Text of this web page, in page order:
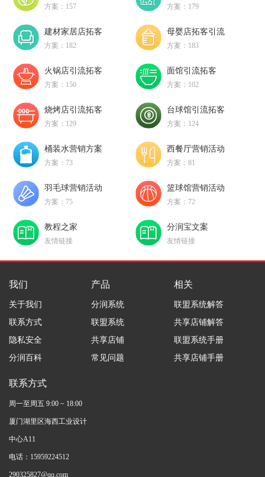
方案：157 方案：179
建材家居店拓客
方案：182
母婴店拓客引流
方案：183
火锅店引流拓客
方案：150
面馆引流拓客
方案：102
烧烤店引流拓客
方案：129
台球馆引流拓客
方案：124
桶装水营销方案
方案：73
西餐厅营销活动
方案：81
羽毛球营销活动
方案：75
篮球馆营销活动
方案：72
教程之家
友情链接
分润宝文案
友情链接
我们
关于我们
联系方式
隐私安全
分润百科
产品
分润系统
联盟系统
共享店铺
常见问题
相关
联盟系统解答
共享店铺解答
联盟系统手册
共享店铺手册
联系方式
周一至周五 9:00 ~ 18:00
厦门湖里区海西工业设计
中心A11
电话：15959224512
290325827@qq.com